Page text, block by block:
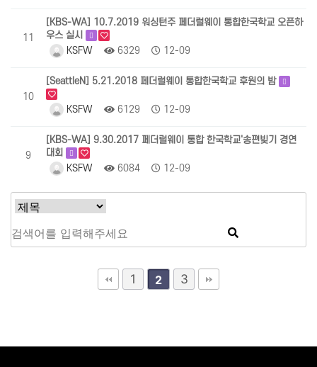
11
[KBS-WA] 10.7.2019 워싱턴주 페더럴웨이 통합한국학교 오픈하
우스 실시
KSFW
6329 12-09
10
[SeattleN] 5.21.2018 페더럴웨이 통합한국학교 후원의 밤
KSFW 6129 12-09
9
[KBS-WA] 9.30.2017 페더럴웨이 통합 한국학교'송편빚기 경연
대회
KSFW
6084 12-09
1 2 3